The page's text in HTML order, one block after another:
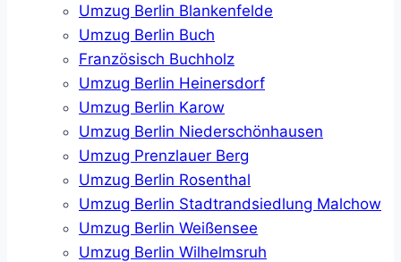
Umzug Berlin Blankenfelde
Umzug Berlin Buch
Französisch Buchholz
Umzug Berlin Heinersdorf
Umzug Berlin Karow
Umzug Berlin Niederschönhausen
Umzug Prenzlauer Berg
Umzug Berlin Rosenthal
Umzug Berlin Stadtrandsiedlung Malchow
Umzug Berlin Weißensee
Umzug Berlin Wilhelmsruh